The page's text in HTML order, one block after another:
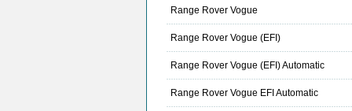
Range Rover Vogue
Range Rover Vogue (EFI)
Range Rover Vogue (EFI) Automatic
Range Rover Vogue EFI Automatic